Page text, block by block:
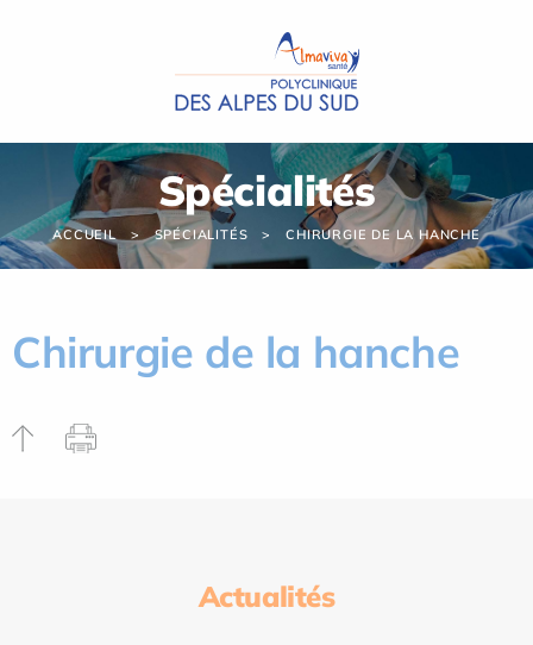
Spécialités
ACCUEIL SPÉCIALITÉS CHIRURGIE DE LA HANCHE
Chirurgie de la hanche
Actualités